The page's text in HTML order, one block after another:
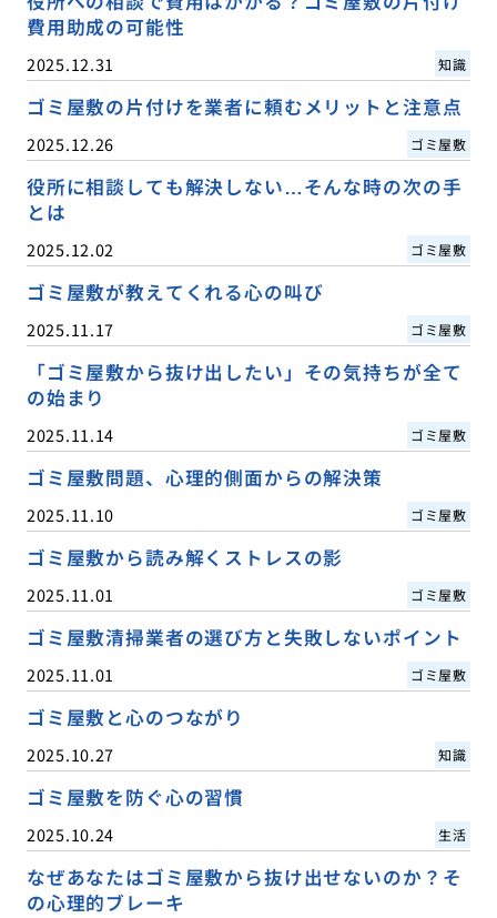
費用助成の可能性
2025.12.31 知識
ゴミ屋敷の片付けを業者に頼むメリットと注意点
2025.12.26 ゴミ屋敷
役所に相談しても解決しない…そんな時の次の手
とは
2025.12.02 ゴミ屋敷
ゴミ屋敷が教えてくれる心の叫び
2025.11.17 ゴミ屋敷
「ゴミ屋敷から抜け出したい」その気持ちが全て
の始まり
2025.11.14 ゴミ屋敷
ゴミ屋敷問題、心理的側面からの解決策
2025.11.10 ゴミ屋敷
ゴミ屋敷から読み解くストレスの影
2025.11.01 ゴミ屋敷
ゴミ屋敷清掃業者の選び方と失敗しないポイント
2025.11.01 ゴミ屋敷
ゴミ屋敷と心のつながり
2025.10.27 知識
ゴミ屋敷を防ぐ心の習慣
2025.10.24 生活
なぜあなたはゴミ屋敷から抜け出せないのか？そ
の心理的ブレーキ